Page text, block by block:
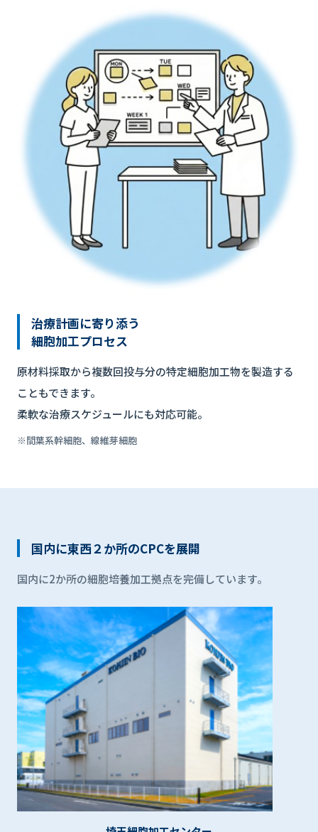
治療計画に寄り添う
細胞加工プロセス
原材料採取から複数回投与分の特定細胞加工物を製造する
こともできます。
柔軟な治療スケジュールにも対応可能。
※間葉系幹細胞、線維芽細胞
国内に東西２か所のCPCを展開
国内に2か所の細胞培養加工拠点を完備しています。